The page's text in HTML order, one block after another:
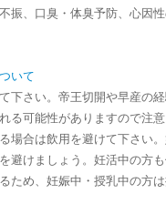
振、口臭・体臭予防、心因
いて
下さい。帝王切開や早産の
る可能性がありますので注意
合は飲用を避けて下さい
けましょう。妊活中の方
め、妊娠中・授乳中の方